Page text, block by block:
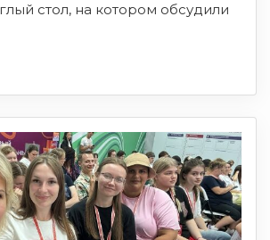
стол, на котором обсудили